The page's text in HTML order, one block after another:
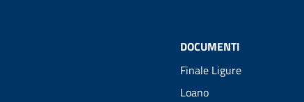
DOCUMENTI
Finale Ligure
Loano